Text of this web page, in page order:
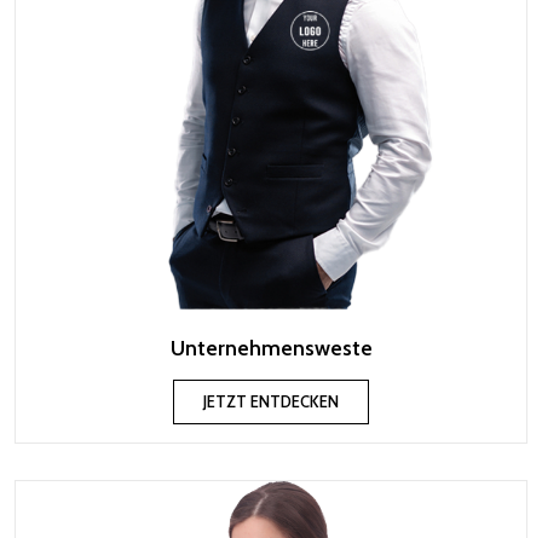
Unternehmensweste
JETZT ENTDECKEN